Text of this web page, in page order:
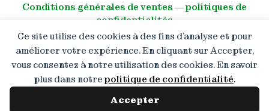
Ce site utilise des cookies à des fins d’analyse et pour
améliorer votre expérience. En cliquant sur Accepter,
vous consentez à notre utilisation des cookies. En savoir
plus dans notrepolitique de confidentialité.
Accepter
Conditions générales de ventes ―politiques de
confidentialités
© All right reserved
Promotion de 10 % pour les
nouveaux clients lors de leur
) Code : SHOP10